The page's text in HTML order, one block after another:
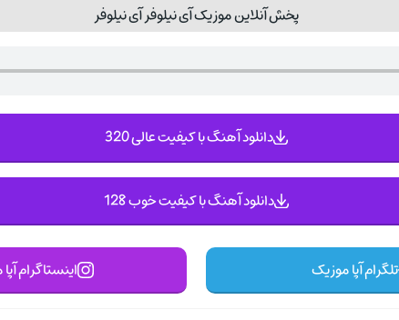
پخش آنلاین موزیک آی نیلوفر آی نیلوفر
دانلود آهنگ با کیفیت عالی 320
دانلود آهنگ با کیفیت خوب 128
تلگرام آپا موزیک اینستاگرام